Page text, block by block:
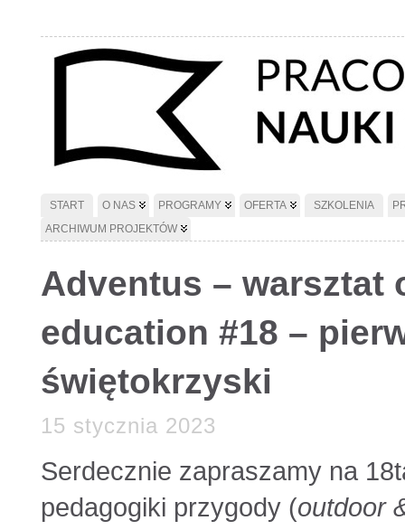
START O NAS PROGRAMY OFERTA SZKOLENIA
ARCHIWUM PROJEKTÓW
Adventus – warsztat
education #18 –
świętokrzyski
15 stycznia 2023
Serdecznie zapraszamy na
pedagogiki przygody (outdoor